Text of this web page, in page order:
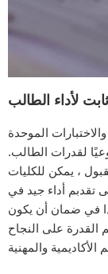
لأداء الطالب
الموحدة
لقدرات الطالب.
، يمكن للكليات
تقدبم أداء جيد في
في ضمان أن يكون
القدرة على النجاح